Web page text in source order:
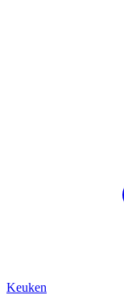
Keuken